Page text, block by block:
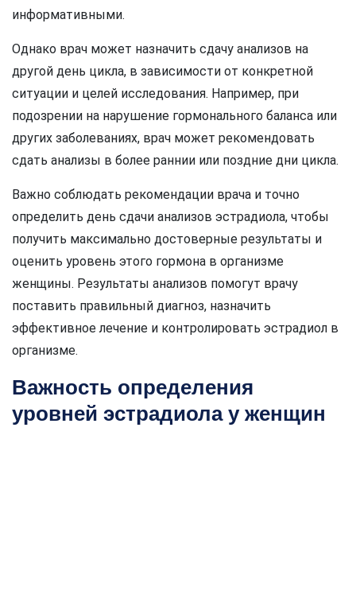
информативными.
Однако врач может назначить сдачу анализов на
другой день цикла, в зависимости от конкретной
ситуации и целей исследования. Например, при
подозрении на нарушение гормонального баланса или
других заболеваниях, врач может рекомендовать
сдать анализы в более раннии или поздние дни цикла.
Важно соблюдать рекомендации врача и точно
определить день сдачи анализов эстрадиола, чтобы
получить максимально достоверные результаты и
оценить уровень этого гормона в организме
женщины. Результаты анализов помогут врачу
поставить правильный диагноз, назначить
эффективное лечение и контролировать эстрадиол в
организме.
Важность определения
уровней эстрадиола у женщин